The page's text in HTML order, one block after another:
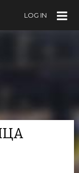
LOG IN